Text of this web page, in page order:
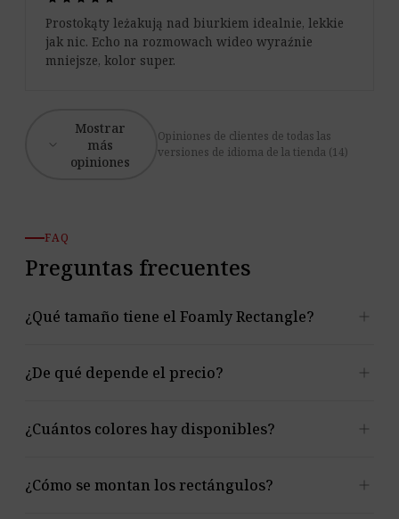
Prostokąty leżakują nad biurkiem idealnie, lekkie
jak nic. Echo na rozmowach wideo wyraźnie
mniejsze, kolor super.
expand_more
Mostrar
más
opiniones
Opiniones de clientes de todas las
versiones de idioma de la tienda (14)
FAQ
Preguntas frecuentes
¿Qué tamaño tiene el Foamly Rectangle? add
El producto se ofrece en formato fijo de 60 × 30 cm.
Quedan a elegir el grosor y el color.
¿De qué depende el precio? add
Únicamente del grosor de 3, 5 o 7 cm. El color no
¿Cuántos colores hay disponibles? add
Hay 32 colores a elegir, en siete grupos de paleta.
¿Cómo se montan los rectángulos? add